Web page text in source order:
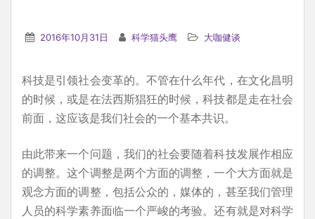
2016年10月31日 科学猫头鹰 大咖健谈
科技是引领社会变革的。不管在什么年代，在文化昌明
的时候，或是在法西斯猖狂的时候，科技都是走在社会
前面，这应该是我们社会的一个基本共识。
由此带来一个问题，我们的社会要随着科技发展作相应
的调整。这个调整是两个方面的调整，一个大方面就是
观念方面的调整，包括公众的，媒体的，甚至我们管理
人员的科学素养面临一个严峻的考验。还有就是对科学